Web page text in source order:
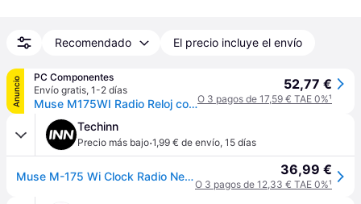
Recomendado El precio incluye el envío
Anuncio
PC Componentes
Envío gratis, 1-2 días
Muse M175WI Radio Reloj con Cargador Wireless Negro
52,77 €
O 3 pagos de 17,59 € TAE 0%¹
Techinn
Precio más bajo·1,99 € de envío, 15 días
Muse M-175 Wi Clock Radio Negro One Size / EU Plug 220V 36,99 €
O 3 pagos de 12,33 € TAE 0%¹